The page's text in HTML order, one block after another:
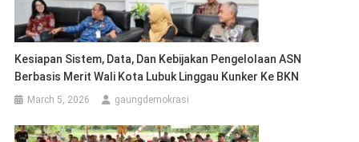
Kesiapan Sistem, Data, Dan Kebijakan Pengelolaan ASN
Berbasis Merit Wali Kota Lubuk Linggau Kunker Ke BKN
March 5, 2026 gaungdemokrasi